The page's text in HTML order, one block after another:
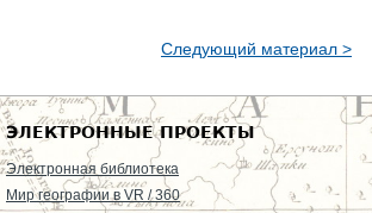
Следующий материал >
ЭЛЕКТРОННЫЕ ПРОЕКТЫ
Электронная библиотека
Мир географии в VR / 360